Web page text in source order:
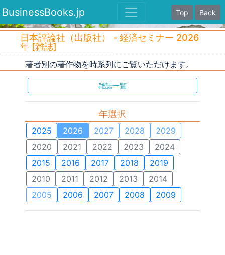
BusinessBooks.jp Top Back
日本評論社（出版社） - 経済セミナー 2026
年 [雑誌]
著者別の著作物を時系列にご覧いただけます。
雑誌一覧
年選択
2025 2026 2027 2028
2029
2020
2021 2022 2023
2024
2015
2016 2017 2018
2019
2010
2011 2012 2013
2014
2005
2006 2007 2008 2009